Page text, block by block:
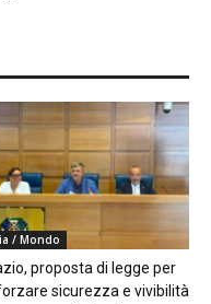
/ Mondo
proposta di legge per
sicurezza e vivibilità